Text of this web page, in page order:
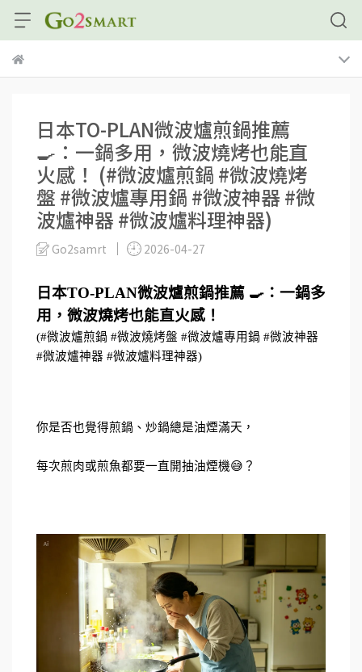
日本TO-PLAN微波爐煎鍋推薦
🍳：一鍋多用，微波燒烤也能直
火感！ (#微波爐煎鍋 #微波燒烤
盤 #微波爐專用鍋 #微波神器 #微
波爐神器 #微波爐料理神器)
Go2samrt 2026-04-27
日本TO-PLAN微波爐煎鍋推薦 🍳：一鍋多
用，微波燒烤也能直火感！
(#微波爐煎鍋 #微波燒烤盤 #微波爐專用鍋 #微波神器
#微波爐神器 #微波爐料理神器)
你是否也覺得煎鍋、炒鍋總是油煙滿天，
每次煎肉或煎魚都要一直開抽油煙機😅？